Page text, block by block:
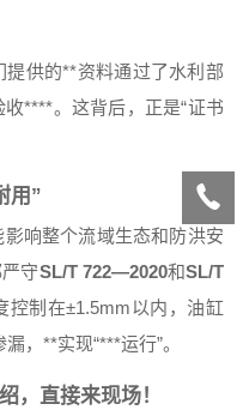
供的**资料通过了水利部
****。这背后，正是“证书
用”
响整个流域生态和防洪安
守SL/T 722—2020和SL/T
控制在±1.5mm以内，油缸
，**实现“***运行”。
，直接来现场！